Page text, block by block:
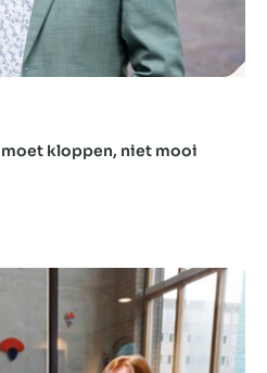
kloppen, niet mooi